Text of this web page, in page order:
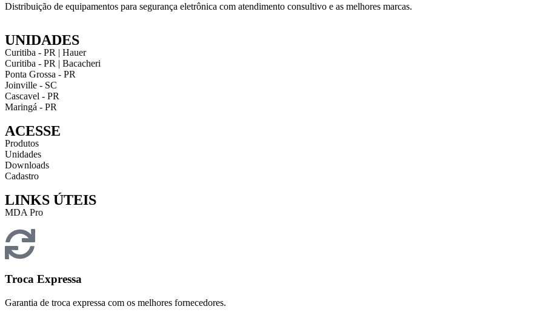
Distribuição de equipamentos para segurança eletrônica com atendimento consultivo e as melhores marcas.
UNIDADES
Curitiba - PR | Hauer
Curitiba - PR | Bacacheri
Ponta Grossa - PR
Joinville - SC
Cascavel - PR
Maringá - PR
ACESSE
Produtos
Unidades
Downloads
Cadastro
LINKS ÚTEIS
MDA Pro
Troca Expressa
Garantia de troca expressa com os melhores fornecedores.